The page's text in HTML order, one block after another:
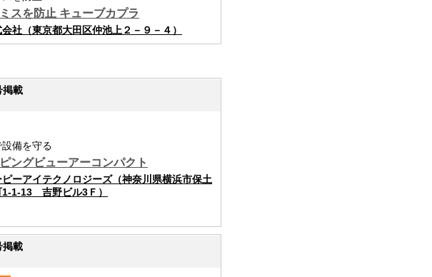
スを防止 キューブカプラ
社（東京都大田区仲池上２－９－４）
掲載
備を守る
ングビューアーコンパクト
ーアイテクノロジーズ（神奈川県横浜市保土
1-1-13 吉野ビル3Ｆ）
掲載